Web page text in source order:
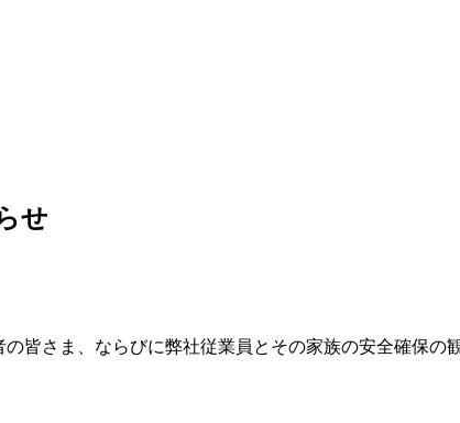
せ
皆さま、ならびに弊社従業員とその家族の安全確保の